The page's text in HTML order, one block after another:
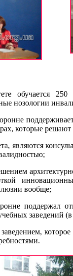
обучается 250
нозологии
которые
являются
вообще;
поддержал
которое